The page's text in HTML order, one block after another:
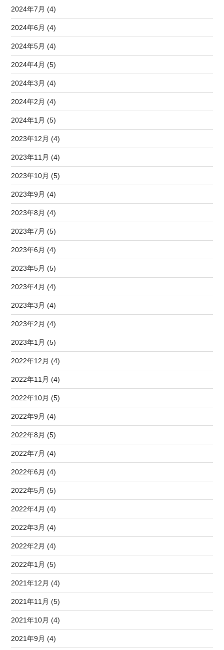
2024年7月 (4)
2024年6月 (4)
2024年5月 (4)
2024年4月 (5)
2024年3月 (4)
2024年2月 (4)
2024年1月 (5)
2023年12月 (4)
2023年11月 (4)
2023年10月 (5)
2023年9月 (4)
2023年8月 (4)
2023年7月 (5)
2023年6月 (4)
2023年5月 (5)
2023年4月 (4)
2023年3月 (4)
2023年2月 (4)
2023年1月 (5)
2022年12月 (4)
2022年11月 (4)
2022年10月 (5)
2022年9月 (4)
2022年8月 (5)
2022年7月 (4)
2022年6月 (4)
2022年5月 (5)
2022年4月 (4)
2022年3月 (4)
2022年2月 (4)
2022年1月 (5)
2021年12月 (4)
2021年11月 (5)
2021年10月 (4)
2021年9月 (4)